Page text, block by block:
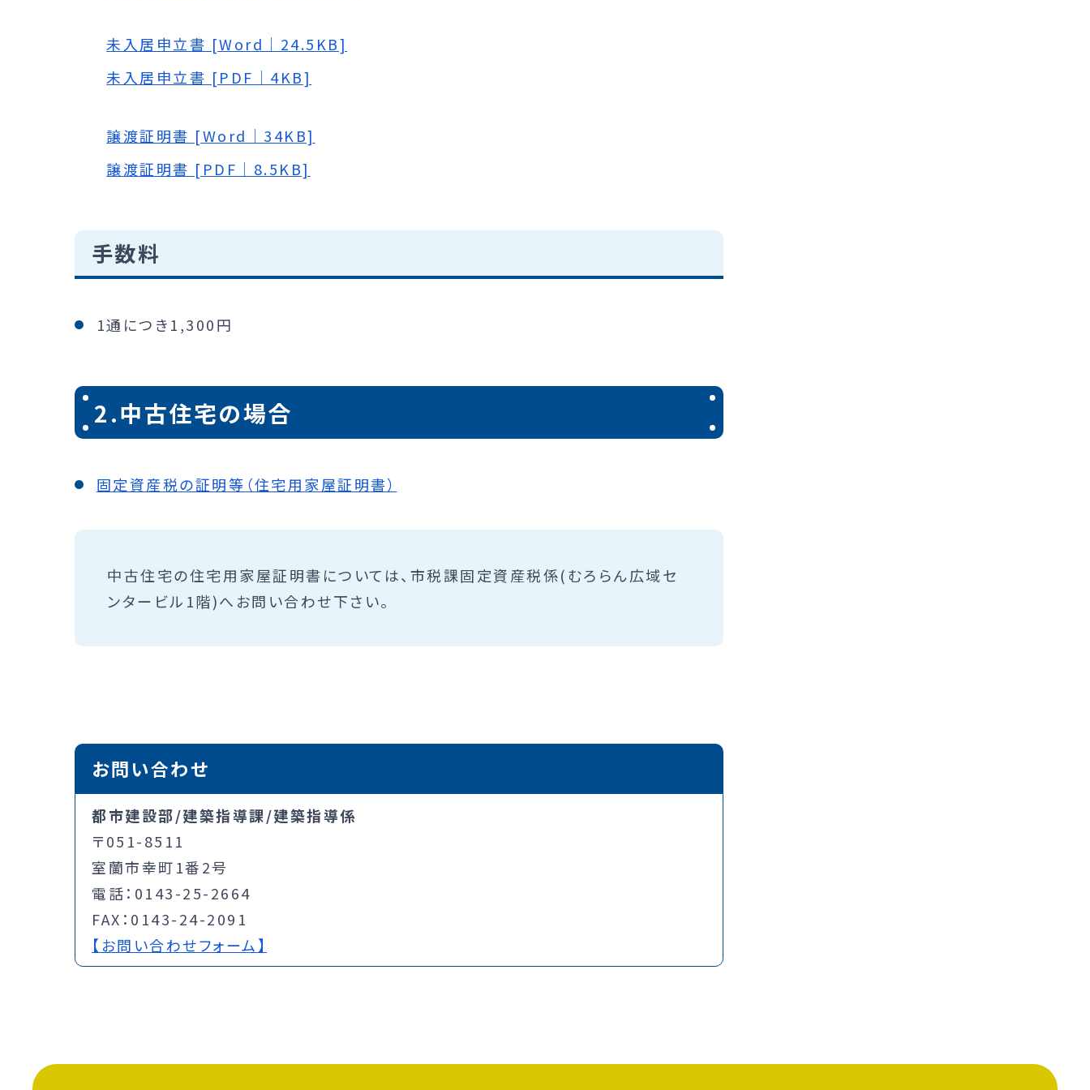
未入居申立書 [Word｜24.5KB]
未入居申立書 [PDF｜4KB]
譲渡証明書 [Word｜34KB]
譲渡証明書 [PDF｜8.5KB]
手数料
1通につき1,300円
2.中古住宅の場合
固定資産税の証明等（住宅用家屋証明書）
中古住宅の住宅用家屋証明書については、市税課固定資産税係(むろらん広域セ
ンタービル1階)へお問い合わせ下さい。
お問い合わせ
都市建設部/建築指導課/建築指導係
〒051-8511
室蘭市幸町1番2号
電話：0143-25-2664
FAX：0143-24-2091
【お問い合わせフォーム】